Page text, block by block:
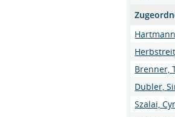
Brenner,
Dubler,
Szalai,